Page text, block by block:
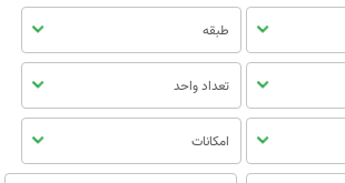
طبقه
تعداد واحد
امکانات